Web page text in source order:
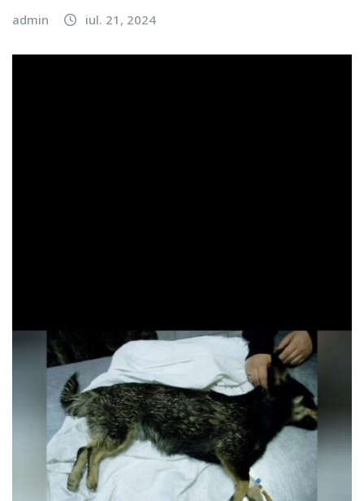
admin iul. 21, 2024